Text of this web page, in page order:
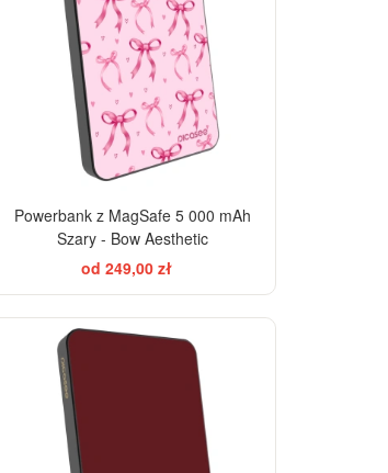
Powerbank z MagSafe 5 000 mAh
Szary - Bow Aesthetic
od 249,00 zł